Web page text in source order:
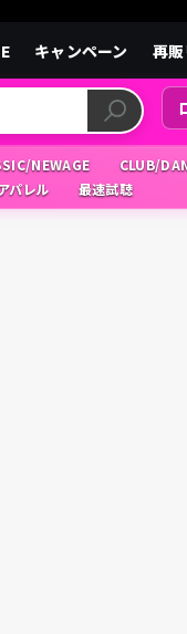
キャンペーン 再
NEWAGE CLUB/
パレル 最速試聴